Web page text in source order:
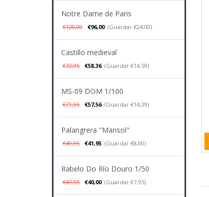
Notre Dame de Paris
€120,00 €96,00 (Guardar €24,00)
Castillo medieval
€72,95 €58,36 (Guardar €14,59)
MS-09 DOM 1/100
€71,95 €57,56 (Guardar €14,39)
Palangrera "Marisol"
€49,95 €41,95 (Guardar €8,00)
Rabelo Do Río Douro 1/50
€47,95 €40,00 (Guardar €7,95)